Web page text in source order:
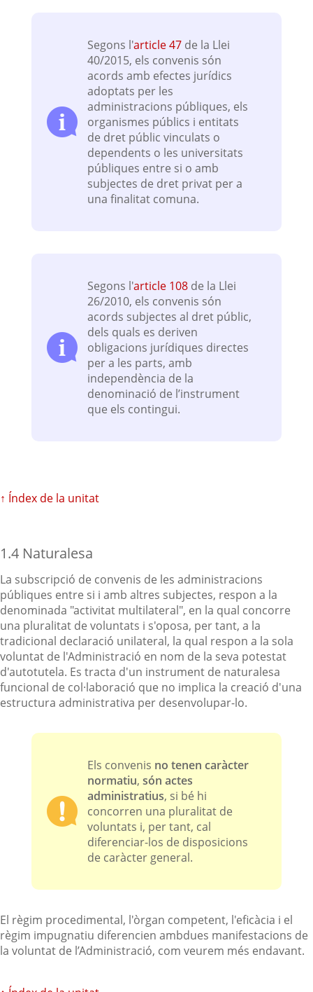
Segons l'article 47de la Llei
40/2015, els convenis són
acords amb efectes jurídics
adoptats per les
administracions públiques, els
organismes públics i entitats
de dret públic vinculats o
dependents o les universitats
públiques entre si o amb
subjectes de dret privat per a
una finalitat comuna.
Segons l'article 108de la Llei
26/2010, els convenis són
acords subjectes al dret públic,
dels quals es deriven
obligacions jurídiques directes
per a les parts, amb
independència de la
denominació de l’instrument
que els contingui.
↑ Índex de la unitat
1.4 Naturalesa
La subscripció de convenis de les administracions
públiques entre si i amb altres subjectes, respon a la
denominada "activitat multilateral", en la qual concorre
una pluralitat de voluntats i s'oposa, per tant, a la
tradicional declaració unilateral, la qual respon a la sola
voluntat de l'Administració en nom de la seva potestat
d'autotutela. Es tracta d'un instrument de naturalesa
funcional de col·laboració que no implica la creació d'una
estructura administrativa per desenvolupar-lo.
Els convenis no tenen caràcter
normatiu, són actes
administratius, si bé hi
concorren una pluralitat de
voluntats i, per tant, cal
diferenciar-los de disposicions
de caràcter general.
El règim procedimental, l'òrgan competent, l'eficàcia i el
règim impugnatiu diferencien ambdues manifestacions de
la voluntat de l’Administració, com veurem més endavant.